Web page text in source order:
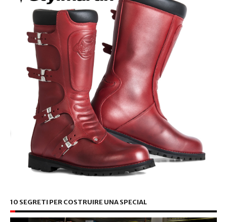
10 SEGRETI PER COSTRUIRE UNA SPECIAL